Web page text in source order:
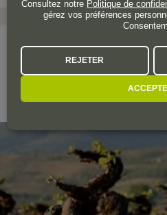
Le domaine
BODEGA AKILIA
Bierzo
Consultez notre Politique de
gérez vos préférences
REJETER